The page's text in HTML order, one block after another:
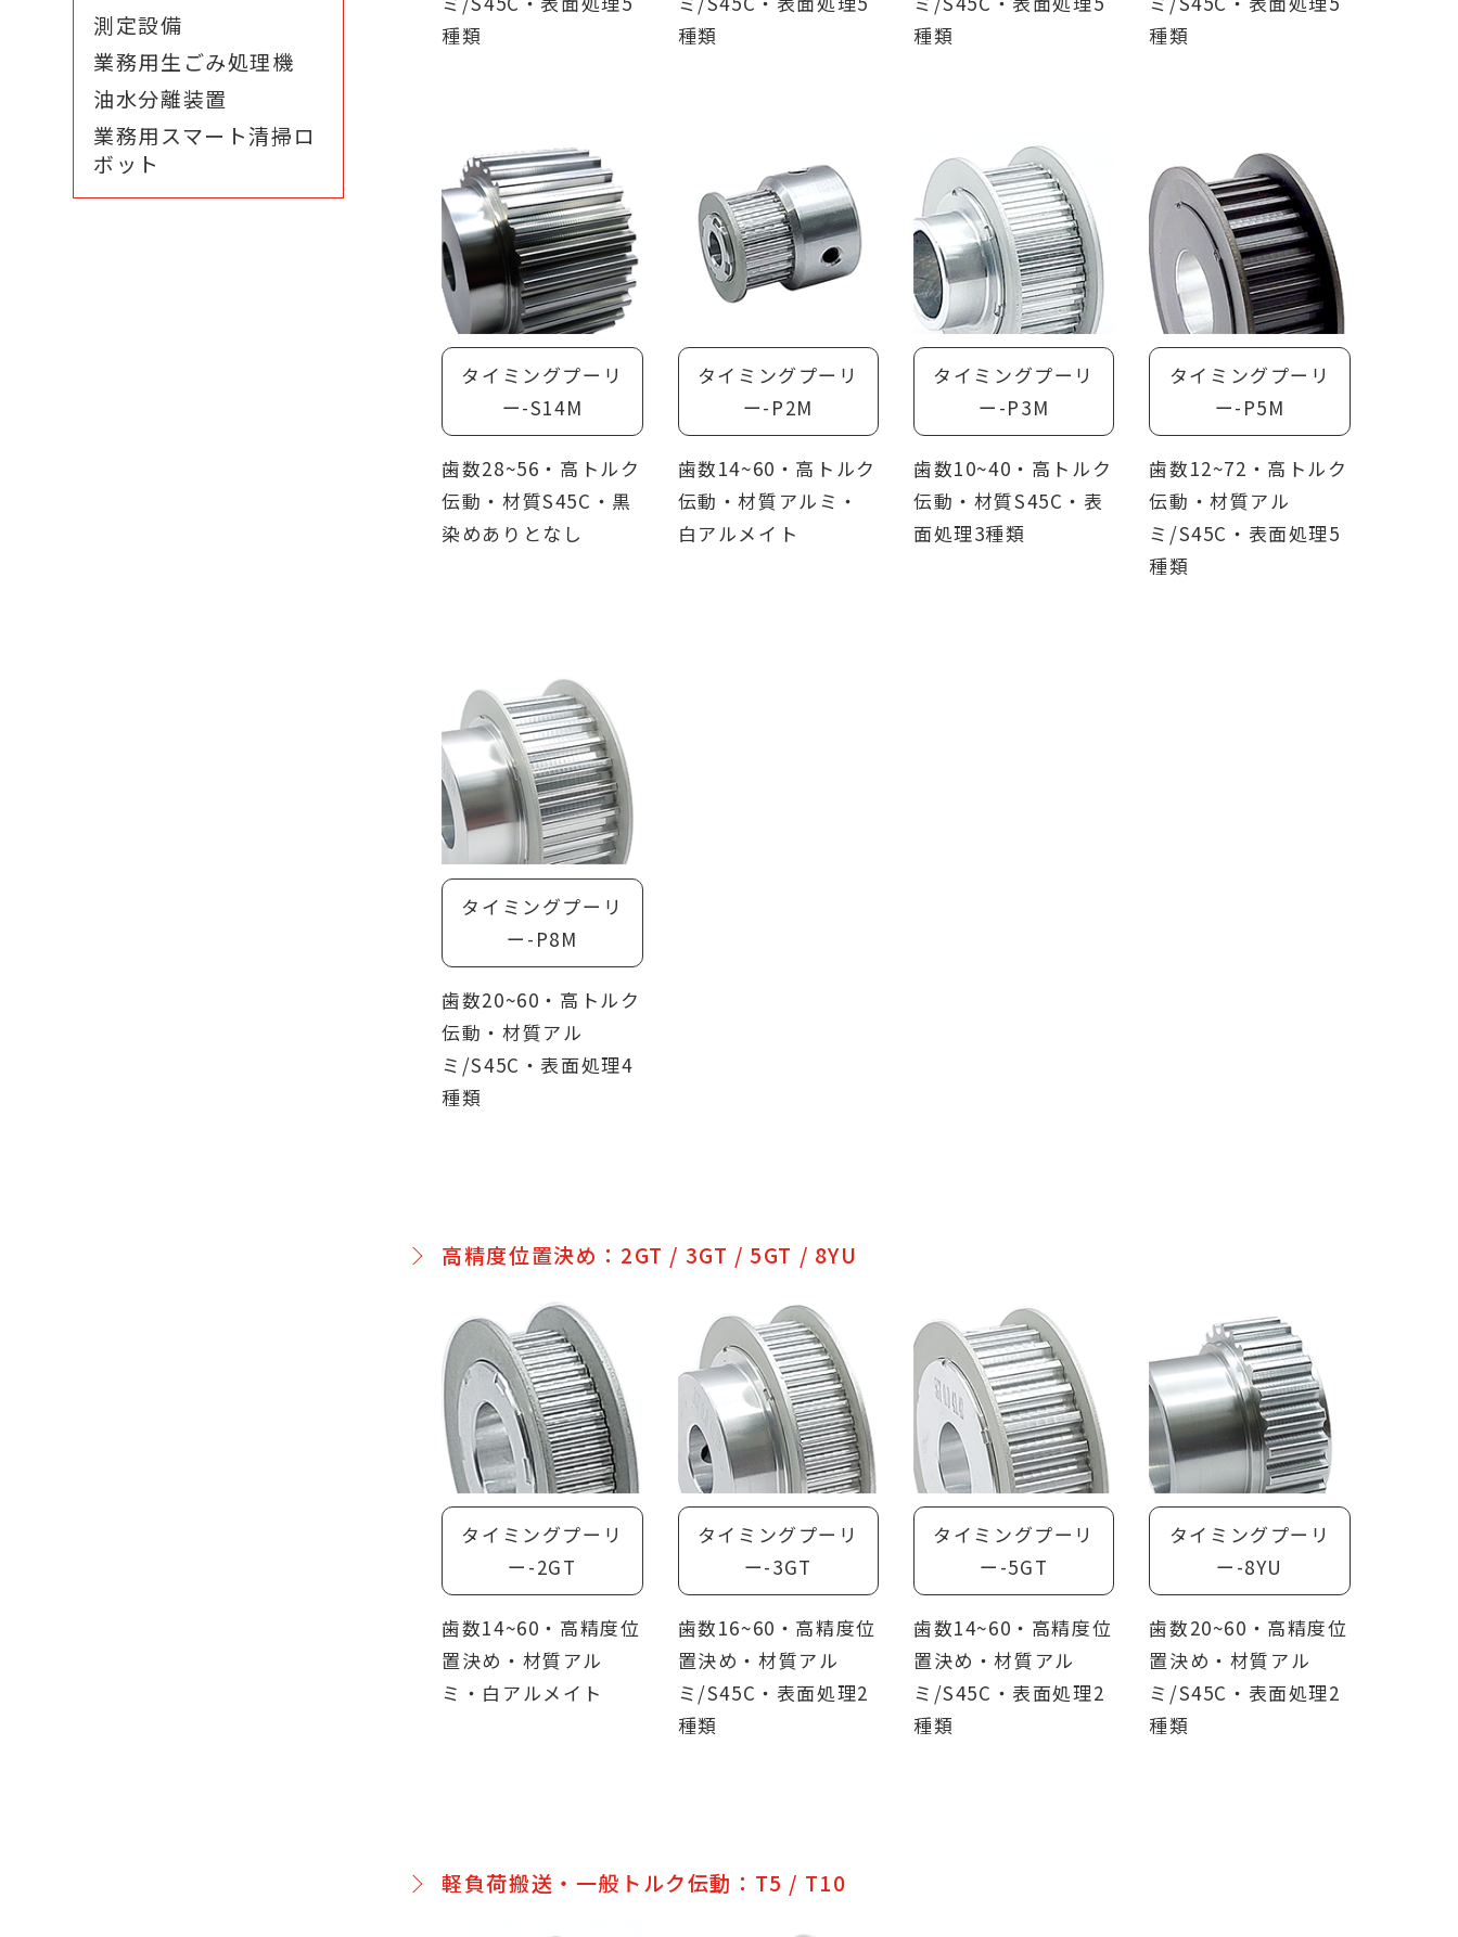
測定設備
業務用生ごみ処理機
油水分離装置
業務用スマート清掃ロ
ボット
種類
種類
種類
種類
タイミングプーリ
ー-S14M
歯数28~56・高トルク
伝動・材質S45C・黒
染めありとなし
タイミングプーリ
ー-P2M
歯数14~60・高トルク
伝動・材質アルミ・
白アルメイト
タイミングプーリ
ー-P3M
歯数10~40・高トルク
伝動・材質S45C・表
面処理3種類
タイミングプーリ
ー-P5M
歯数12~72・高トルク
伝動・材質アル
ミ/S45C・表面処理5
種類
タイミングプーリ
ー-P8M
歯数20~60・高トルク
伝動・材質アル
ミ/S45C・表面処理4
種類
高精度位置決め：2GT / 3GT / 5GT / 8YU
タイミングプーリ
ー-2GT
歯数14~60・高精度位
置決め・材質アル
ミ・白アルメイト
タイミングプーリ
ー-3GT
歯数16~60・高精度位
置決め・材質アル
ミ/S45C・表面処理2
種類
タイミングプーリ
ー-5GT
歯数14~60・高精度位
置決め・材質アル
ミ/S45C・表面処理2
種類
タイミングプーリ
ー-8YU
歯数20~60・高精度位
置決め・材質アル
ミ/S45C・表面処理2
種類
軽負荷搬送・一般トルク伝動：T5 / T10